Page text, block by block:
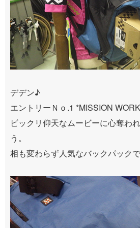
デデン♪
エントリーＮｏ.1 *MISSION
ビックリ仰天なムービーに心奪わ
う。
相も変わらず人気なバックパックで